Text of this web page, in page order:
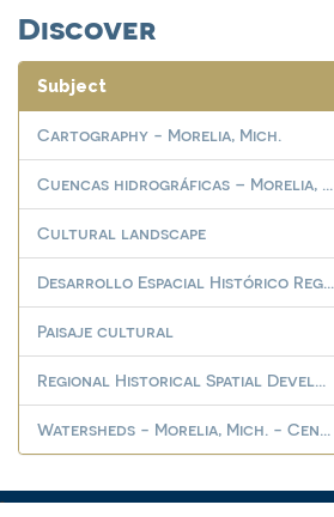
Discover
Subject
Cartography - Morelia, Mich.
Cuencas hidrográficas – Morelia, ...
Cultural landscape
Desarrollo Espacial Histórico Reg...
Paisaje cultural
Regional Historical Spatial Devel...
Watersheds - Morelia, Mich. - Cen...